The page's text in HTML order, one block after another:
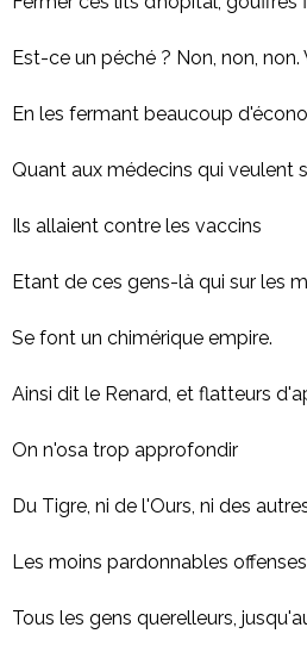
Est-ce un péché ? Non, non,
En les fermant beaucoup
Quant aux médecins qui veulent
Ils allaient contre les vaccins
Etant de ces gens-là qui sur les
Se font un chimérique empire.
Ainsi dit le Renard, et flatteurs
On n'osa trop approfondir
Du Tigre, ni de l'Ours, ni des
Les moins pardonnables
Tous les gens querelleurs,